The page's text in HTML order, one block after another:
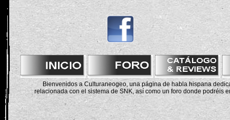
Bienvenidos a Culturaneogeo, una página de habla hispana
relacionada con el sistema de SNK, así como un foro donde podréis